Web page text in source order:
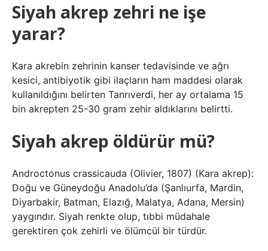
Siyah akrep zehri ne işe
yarar?
Kara akrebin zehrinin kanser tedavisinde ve ağrı
kesici, antibiyotik gibi ilaçların ham maddesi olarak
kullanıldığını belirten Tanrıverdi, her ay ortalama 15
bin akrepten 25-30 gram zehir aldıklarını belirtti.
Siyah akrep öldürür mü?
Androctonus crassicauda (Olivier, 1807) (Kara akrep):
Doğu ve Güneydoğu Anadolu’da (Şanlıurfa, Mardin,
Diyarbakir, Batman, Elazığ, Malatya, Adana, Mersin)
yaygındır. Siyah renkte olup, tıbbi müdahale
gerektiren çok zehirli ve ölümcül bir türdür.